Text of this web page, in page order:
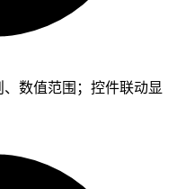
数值范围；控件联动显